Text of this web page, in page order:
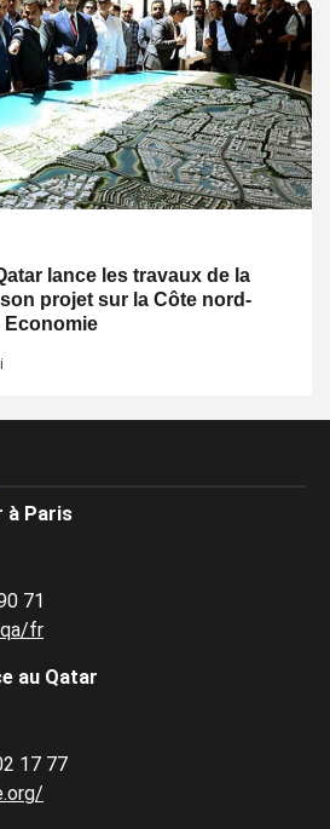
lance les travaux de la
projet sur la Côte nord-
Economie
à Paris
71
fr
au Qatar
17 77